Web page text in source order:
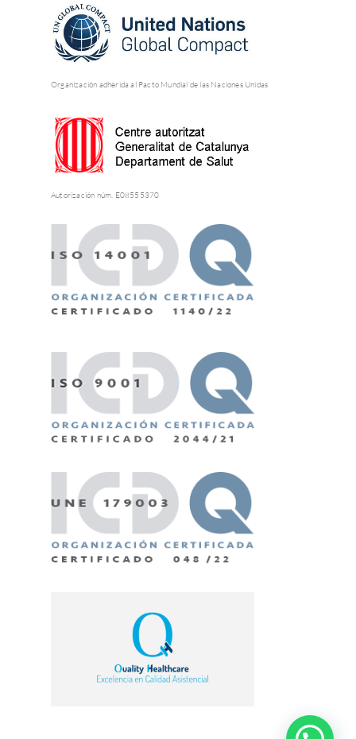
Organización adherida al Pacto Mundial de las Naciones Unidas
Autorización núm. E08555370